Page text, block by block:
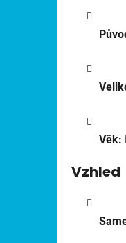
Věk:
Vzhled